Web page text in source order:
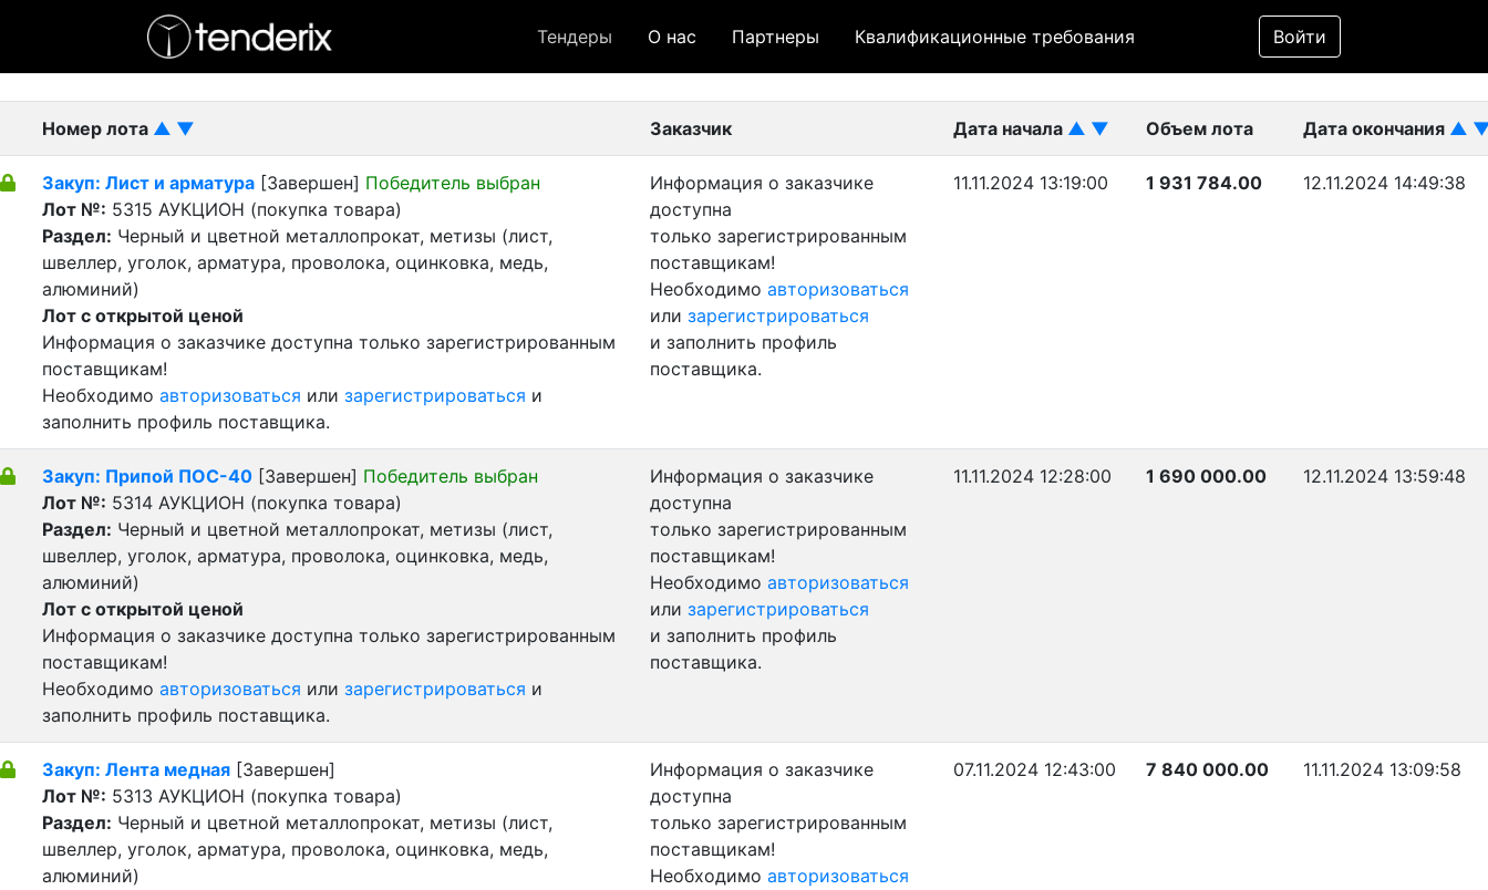
Тендеры О нас Партнеры Квалификационные требования Войти
Фильтр
- Завершенный лот
Номер лота ▲ ▼ Заказчик Дата начала ▲ ▼ Объем лота Дата окончания ▲
Закуп: Лист и арматура [Завершен] Победитель выбран
Лот №: 5315 АУКЦИОН (покупка товара)
Раздел: Черный и цветной металлопрокат, метизы (лист,
швеллер, уголок, арматура, проволока, оцинковка, медь,
алюминий)
Лот с открытой ценой
Информация о заказчике доступна только зарегистрированным
поставщикам!
Необходимо авторизоваться или зарегистрироваться и
заполнить профиль поставщика.
Информация о заказчике
доступна
только зарегистрированным
поставщикам!
Необходимо авторизоваться
или зарегистрироваться
и заполнить профиль
поставщика.
11.11.2024 13:19:00 1 931 784.00 12.11.2024 14:49:38
Закуп: Припой ПОС-40 [Завершен] Победитель выбран
Лот №: 5314 АУКЦИОН (покупка товара)
Раздел: Черный и цветной металлопрокат, метизы (лист,
швеллер, уголок, арматура, проволока, оцинковка, медь,
алюминий)
Лот с открытой ценой
Информация о заказчике доступна только зарегистрированным
поставщикам!
Необходимо авторизоваться или зарегистрироваться и
заполнить профиль поставщика.
Информация о заказчике
доступна
только зарегистрированным
поставщикам!
Необходимо авторизоваться
или зарегистрироваться
и заполнить профиль
поставщика.
11.11.2024 12:28:00 1 690 000.00 12.11.2024 13:59:48
Закуп: Лента медная [Завершен]
Лот №: 5313 АУКЦИОН (покупка товара)
Раздел: Черный и цветной металлопрокат, метизы (лист,
швеллер, уголок, арматура, проволока, оцинковка, медь,
алюминий)
Информация о заказчике
доступна
только зарегистрированным
поставщикам!
Необходимо авторизоваться
07.11.2024 12:43:00 7 840 000.00 11.11.2024 13:09:58